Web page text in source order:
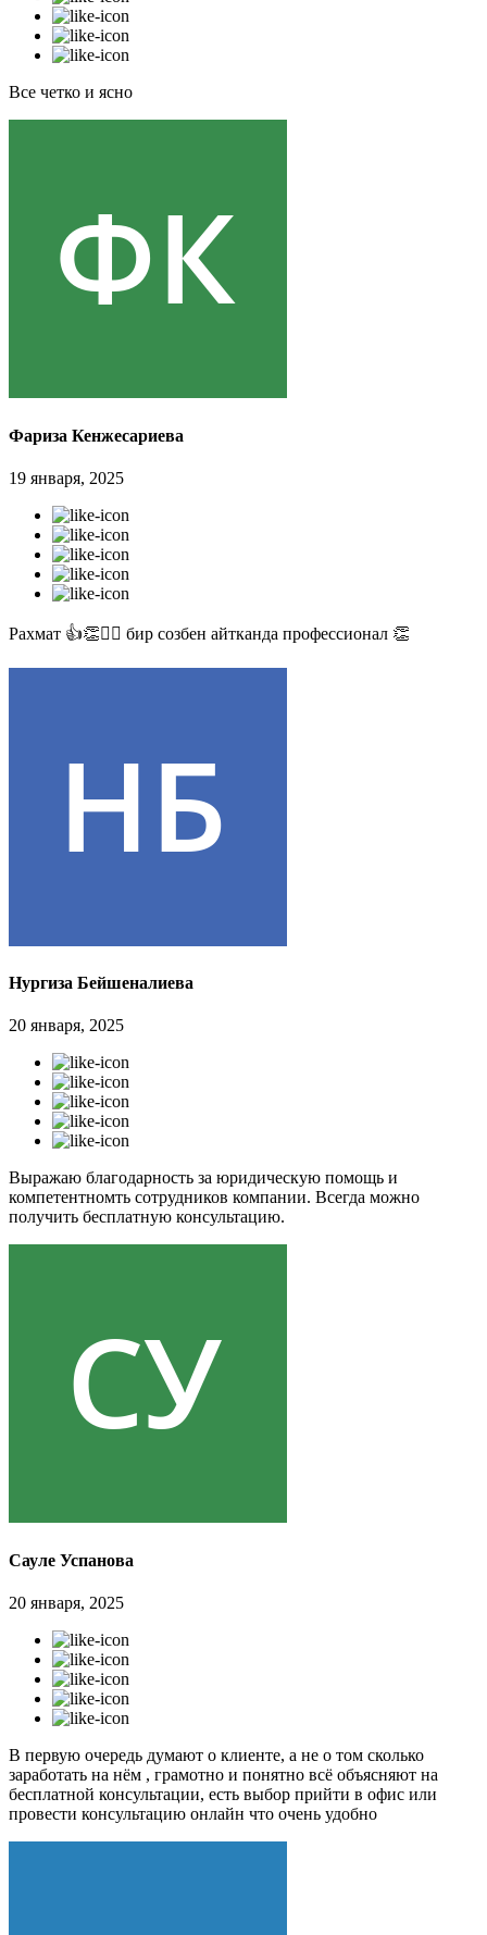
Все четко и ясно
Фариза Кенжесариева
19 января, 2025
Рахмат 👍👏✊🏻 бир созбен айтканда профессионал 👏
Нургиза Бейшеналиева
20 января, 2025
Выражаю благодарность за юридическую помощь и
компетентномть сотрудников компании. Всегда можно
получить бесплатную консультацию.
Сауле Успанова
20 января, 2025
В первую очередь думают о клиенте, а не о том сколько
заработать на нём , грамотно и понятно всё объясняют на
бесплатной консультации, есть выбор прийти в офис или
провести консультацию онлайн что очень удобно